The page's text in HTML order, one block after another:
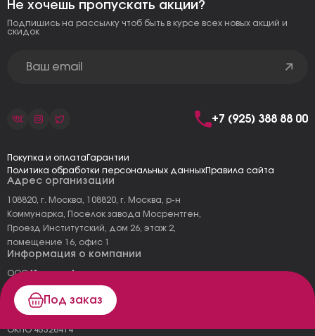
Под заказ
Адрес организации
108820, г. Москва, 108820, г. Москва, р-н
Коммунарка, Поселок завода Мосрентген,
Проезд Институтский, дом 26, этаж 2,
помещение 16, офис 1
Информация о компании
ООО "Тоскана"
ИНН: 7727177973
КПП: 775101001
ОГРН 1157746478120
ОКПО 45326414
Не хочешь пропускать акции?
Подпишись на рассылку чтоб быть в курсе всех новых акций и
скидок
+7 (925) 388 88 00
Покупка и оплата Гарантии
Политика обработки персональных данныхПравила сайта